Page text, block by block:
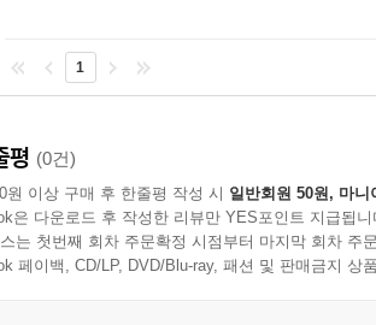
건의 『코스모스』에 매혹되고 『스타트렉
은 이 책의 비판 대상만의 것이 아니라 저
온난화, 불평등, 핵전쟁의 위험은 에너지를
의 치유를 맡길 수 없다. 우리가 직접 해야 한
도 전에 전 미국 연방대법관 루이스 브랜
”라고 역설한 것처럼, 지난 10년 동안 부의
1
평 (0건)
원 이상 구매 후 한줄평 작성 시 일반회원 50원, 마니
은 다운로드 후 작성한 리뷰만 YES포인트 지급됩니
는 첫번째 회차 주문확정 시점부터 마지막 회차 주
페이백, CD/LP, DVD/Blu-ray, 패션 및 판매금지 상